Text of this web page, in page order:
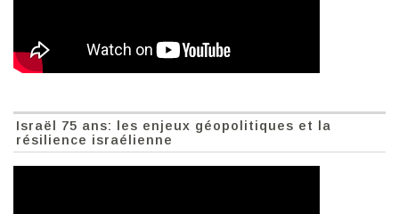
Israël 75 ans: les enjeux géopolitiques et la
résilience israélienne